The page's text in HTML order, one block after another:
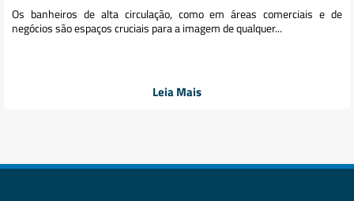
Os banheiros de alta circulação, como em áreas comerciais e de
negócios são espaços cruciais para a imagem de qualquer...
Leia Mais